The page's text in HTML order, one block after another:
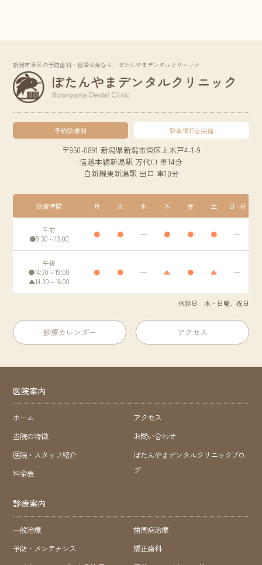
新潟市東区の予防歯科・根管治療なら、ぼたんやまデンタルクリニック
予約診療制 駐車場12台完備
〒950-0891 新潟県新潟市東区上木戸4-1-9
信越本線新潟駅 万代口 車14分
白新線東新潟駅 出口 車10分
診療時間 月 火 水 木 金 土 日・祝
午前
●9:30～13:00
● ● ─ ● ● ● ─
午後
●14:30～19:00
▲14:30～18:00
● ● ─ ▲ ● ▲ ─
休診日：水・日曜、祝日
診療カレンダー アクセス
医院案内
ホーム
当院の特徴
医院・スタッフ紹介
料金表
アクセス
お問い合わせ
ぼたんやまデンタルクリニックブロ
グ
診療案内
一般治療
予防・メンテナンス
歯周病治療
矯正歯科